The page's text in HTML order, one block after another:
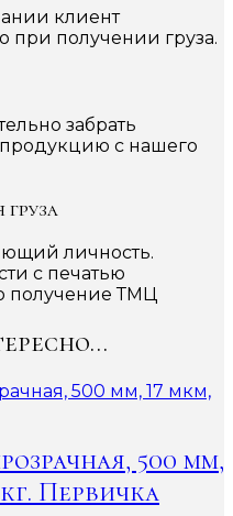
клиент
при получении груза.
забрать
с нашего
личность.
с печатью
получение ТМЦ
500 мм,
Первичка